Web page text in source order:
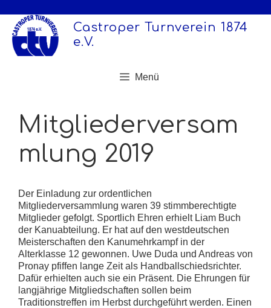
Inhalt
springen
Castroper Turnverein 1874
e.V.
Menü
Mitgliederversam
mlung 2019
Der Einladung zur ordentlichen
Mitgliederversammlung waren 39 stimmberechtigte
Mitglieder gefolgt. Sportlich Ehren erhielt Liam Buch
der Kanuabteilung. Er hat auf den westdeutschen
Meisterschaften den Kanumehrkampf in der
Alterklasse 12 gewonnen. Uwe Duda und Andreas von
Pronay pfiffen lange Zeit als Handballschiedsrichter.
Dafür erhielten auch sie ein Präsent. Die Ehrungen für
langjährige Mitgliedschaften sollen beim
Traditionstreffen im Herbst durchgeführt werden. Einen